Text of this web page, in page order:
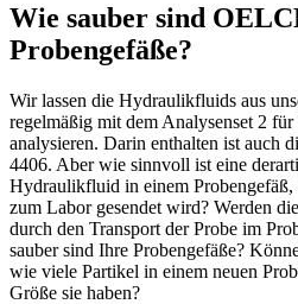
Wie sauber sind
Probengefäße?
Wir lassen die Hydraulikfluids aus
regelmäßig mit dem Analysenset 2
analysieren. Darin enthalten ist auch
4406. Aber wie sinnvoll ist eine
Hydraulikfluid in einem Probengefäß,
zum Labor gesendet wird? Werden
durch den Transport der Probe im
sauber sind Ihre Probengefäße?
wie viele Partikel in einem neuen
Größe sie haben?